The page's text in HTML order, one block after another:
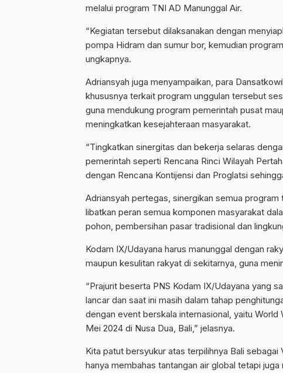
melalui program TNI AD Manunggal Air.
“Kegiatan tersebut dilaksanakan dengan
pompa Hidram dan sumur bor, kemudian
ungkapnya.
Adriansyah juga menyampaikan, para
khususnya terkait program unggulan tersebut
guna mendukung program pemerintah pusat
meningkatkan kesejahteraan masyarakat.
“Tingkatkan sinergitas dan bekerja selaras
pemerintah seperti Rencana Rinci Wilayah
dengan Rencana Kontijensi dan Proglatsi
Adriansyah pertegas, sinergikan semua
libatkan peran semua komponen masyarakat
pohon, pembersihan pasar tradisional dan
Kodam IX/Udayana harus manunggal dengan
maupun kesulitan rakyat di sekitarnya, guna
“Prajurit beserta PNS Kodam IX/Udayana yang
lancar dan saat ini masih dalam tahap
dengan event berskala internasional, yaitu
Mei 2024 di Nusa Dua, Bali,” jelasnya.
Kita patut bersyukur atas terpilihnya Bali
hanya membahas tantangan air global tetapi